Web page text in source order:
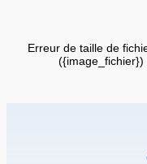
Erreur de taille de
({image_fichier})